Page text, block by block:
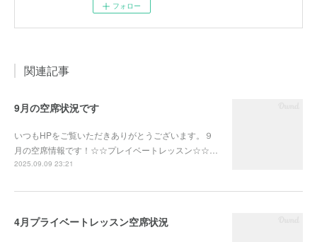
フォロー
関連記事
9月の空席状況です
いつもHPをご覧いただきありがとうございます。９
月の空席情報です！☆☆プレイベートレッスン☆☆…
2025.09.09 23:21
4月プライベートレッスン空席状況